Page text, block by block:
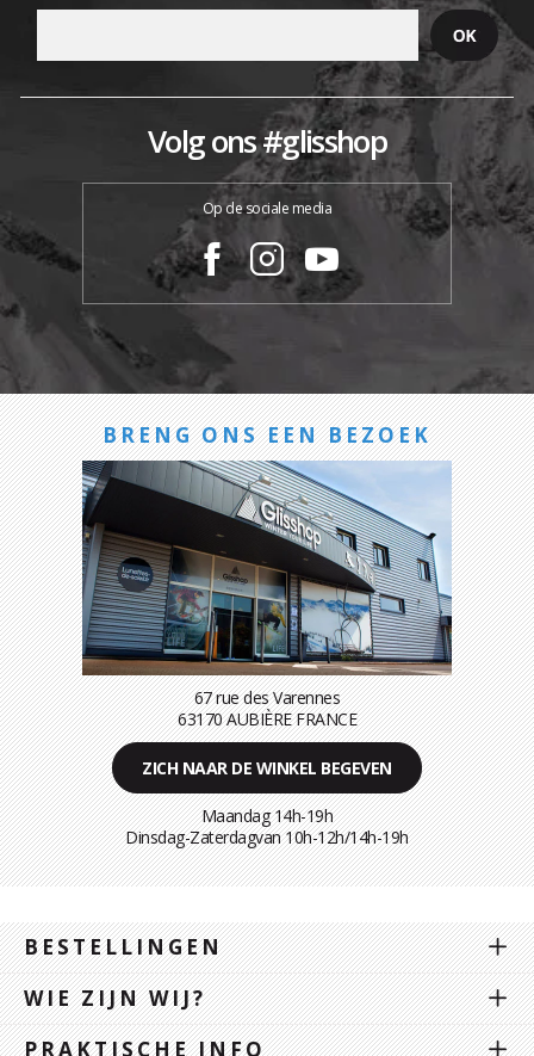
Volg ons #glisshop
Op de sociale media
BRENG ONS EEN BEZOEK
67 rue des Varennes
63170 AUBIÈRE FRANCE
ZICH NAAR DE WINKEL BEGEVEN
Maandag 14h-19h
Dinsdag-Zaterdagvan 10h-12h/14h-19h
BESTELLINGEN
WIE ZIJN WIJ?
PRAKTISCHE INFO